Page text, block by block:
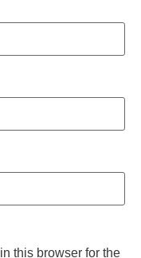
this browser for the